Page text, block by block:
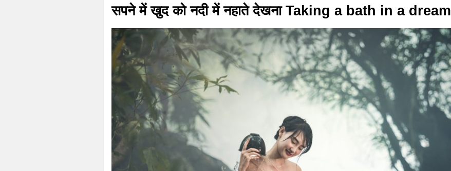
सपने में खुद को नदी में नहाते देखना Taking a bath in a dream